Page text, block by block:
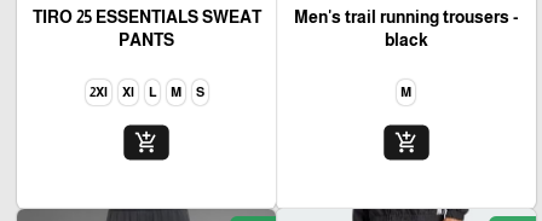
Men's trail running trousers -
black
M
add_shopping_cart
TIRO 25 ESSENTIALS SWEAT
PANTS
S
M
L
Xl
2Xl
add_shopping_cart